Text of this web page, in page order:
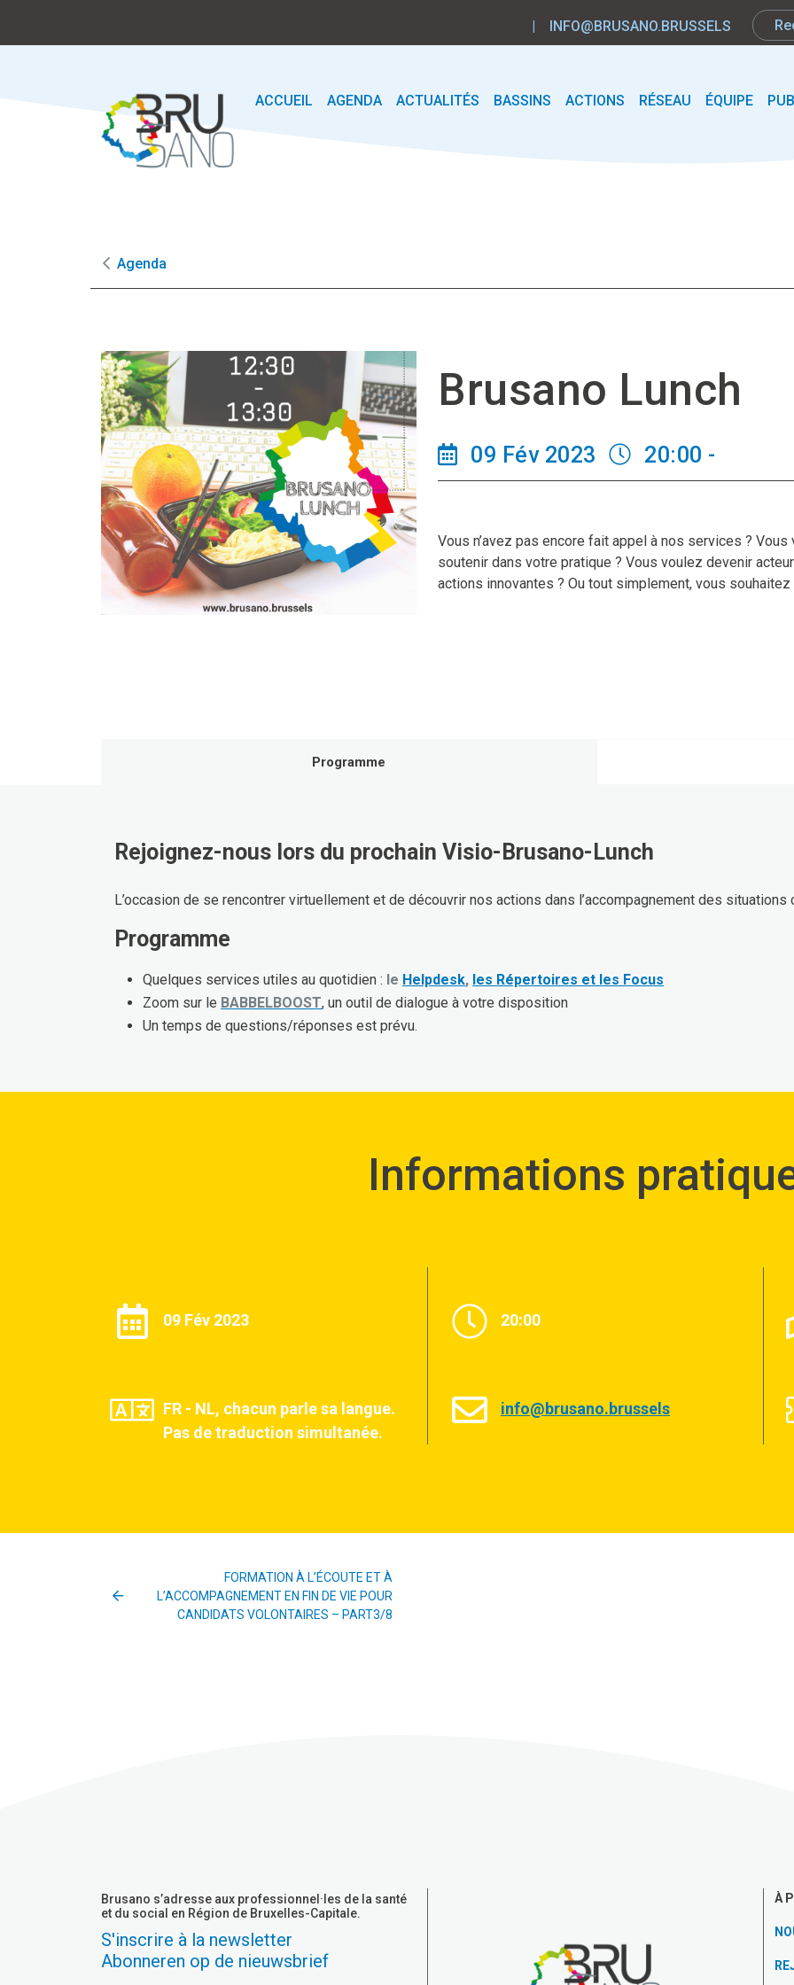
| INFO@BRUSANO.BRUSSELS
ACCUEIL AGENDA ACTUALITÉS BASSINS ACTIONS RÉSEAU ÉQUIPE
Agenda
Brusano Lunch
09 Fév 2023 20:00 -
Vous n’avez pas encore fait appel à nos services ?
soutenir dans votre pratique ? Vous voulez devenir
actions innovantes ? Ou tout simplement, vous souhaitez
Programme
Rejoignez-nous lors du prochain Visio-Brusano-Lunch
L’occasion de se rencontrer virtuellement et de découvrir nos actions dans l’accompagnement des situations
Programme
Quelques services utiles au quotidien : le Helpdesk, les Répertoires et les Focus
Zoom sur le BABBELBOOST, un outil de dialogue à votre disposition
Un temps de questions/réponses est prévu.
Informations
09 Fév 2023 20:00
FR - NL, chacun parle sa langue.
Pas de traduction simultanée.
info@brusano.brussels
FORMATION À L’ÉCOUTE ET À
L’ACCOMPAGNEMENT EN FIN DE VIE POUR
CANDIDATS VOLONTAIRES – PART3/8
Brusano s’adresse aux professionnel·les de la santé
et du social en Région de Bruxelles-Capitale.
S'inscrire à la newsletter
Abonneren op de nieuwsbrief
À